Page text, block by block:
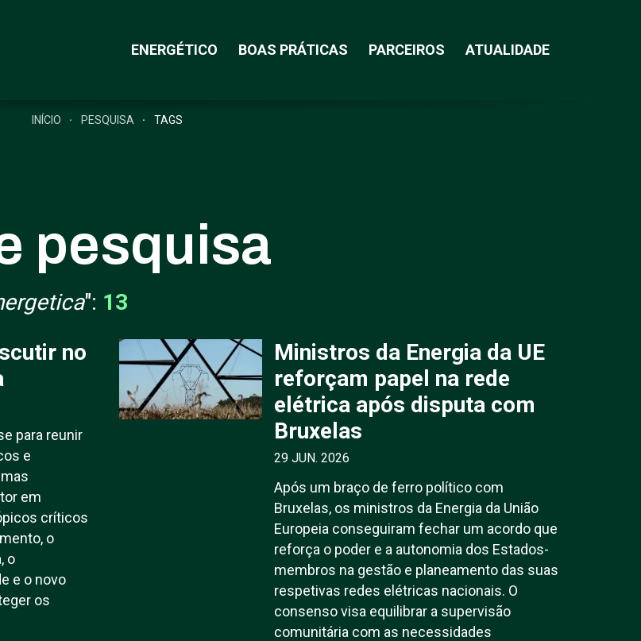
ENERGÉTICO BOAS PRÁTICAS PARCEIROS ATUALIDADE
INÍCIO PESQUISA TAGS
pesquisa
": 13
no
para reunir
e
em
críticos
o
o
e o novo
os
Ministros da Energia da UE
reforçam papel na rede
elétrica após disputa com
Bruxelas
29 JUN. 2026
Após um braço de ferro político com
Bruxelas, os ministros da Energia da União
Europeia conseguiram fechar um acordo que
reforça o poder e a autonomia dos Estados-
membros na gestão e planeamento das suas
respetivas redes elétricas nacionais. O
consenso visa equilibrar a supervisão
comunitária com as necessidades